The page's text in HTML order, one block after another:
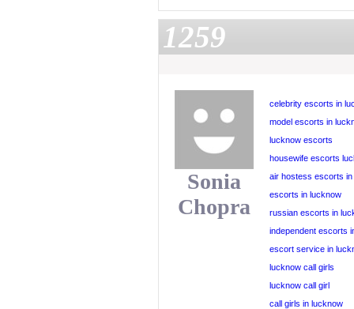
1259
Sonia
Chopra
celebrity escorts in
model escorts in
lucknow escorts
housewife escorts
air hostess escorts
escorts in lucknow
russian escorts in
independent escorts
escort service in
lucknow call girls
lucknow call girl
call girls in lucknow